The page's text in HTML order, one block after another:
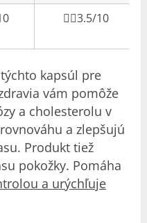
👎🏼3.5/10
kapsúl pre
vám pomôže
a cholesterolu v
a zlepšujú
Produkt tiež
pokožky. Pomáha
a urýchľuje